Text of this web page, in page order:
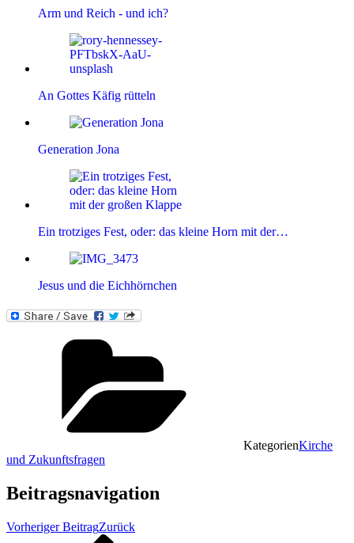
Arm und Reich - und ich?
An Gottes Käfig rütteln
Generation Jona
Ein trotziges Fest, oder: das kleine Horn mit der…
Jesus und die Eichhörnchen
KategorienKirche
und Zukunftsfragen
Beitragsnavigation
Vorheriger BeitragZurück